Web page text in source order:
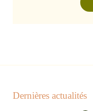
Dernières actualités